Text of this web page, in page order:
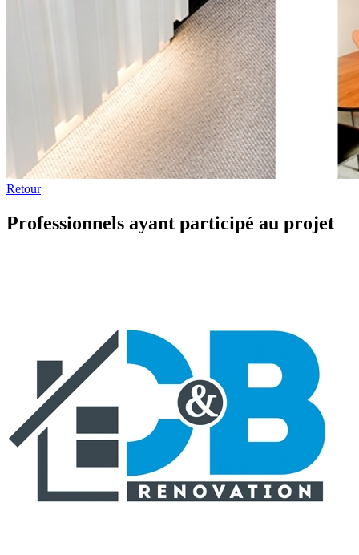
Retour
Professionnels ayant participé au projet